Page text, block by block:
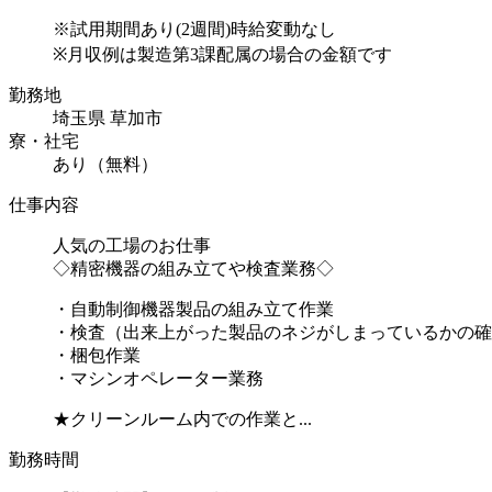
※試用期間あり(2週間)時給変動なし
※月収例は製造第3課配属の場合の金額です
勤務地
埼玉県 草加市
寮・社宅
あり（無料）
仕事内容
人気の工場のお仕事
◇精密機器の組み立てや検査業務◇
・自動制御機器製品の組み立て作業
・検査（出来上がった製品のネジがしまっているかの
・梱包作業
・マシンオペレーター業務
★クリーンルーム内での作業と...
勤務時間